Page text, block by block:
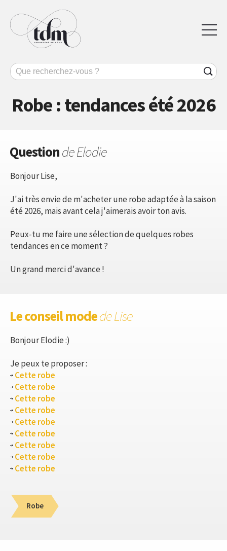
Robe : tendances été 2026
Questionde Elodie
Bonjour Lise,
J'ai très envie de m'acheter une robe adaptée à la saison
été 2026, mais avant cela j'aimerais avoir ton avis.
Peux-tu me faire une sélection de quelques robes
tendances en ce moment ?
Un grand merci d'avance !
Le conseil modede Lise
Bonjour Elodie :)
Je peux te proposer :
Cette robe
Cette robe
Cette robe
Cette robe
Cette robe
Cette robe
Cette robe
Cette robe
Cette robe
Robe